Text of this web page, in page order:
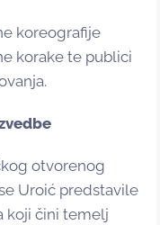
koreografije
korake te publici
otvorenog
Uroić predstavile
koji čini temelj